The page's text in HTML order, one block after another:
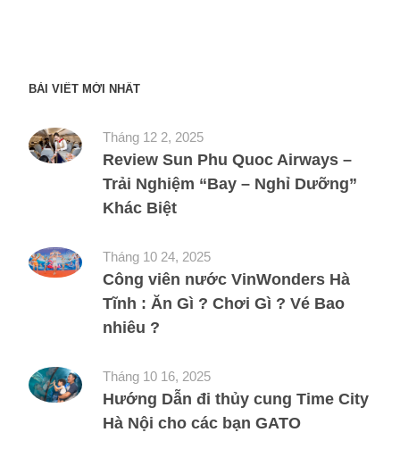
BÀI VIẾT MỚI NHẤT
Tháng 12 2, 2025
Review Sun Phu Quoc Airways –
Trải Nghiệm “Bay – Nghỉ Dưỡng”
Khác Biệt
Tháng 10 24, 2025
Công viên nước VinWonders Hà
Tĩnh : Ăn Gì ? Chơi Gì ? Vé Bao
nhiêu ?
Tháng 10 16, 2025
Hướng Dẫn đi thủy cung Time City
Hà Nội cho các bạn GATO